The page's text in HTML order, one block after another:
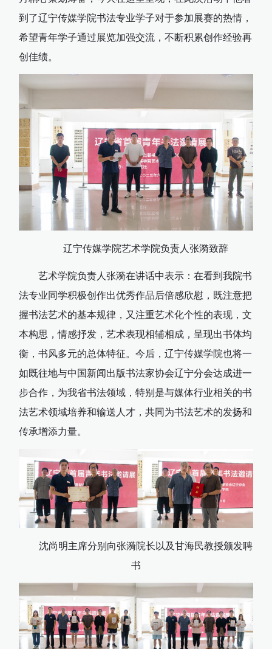
到了辽宁传媒学院书法专业学子对于参加展赛的热情，
希望青年学子通过展览加强交流，不断积累创作经验再
创佳绩。
辽宁传媒学院艺术学院负责人张漪致辞
艺术学院负责人张漪在讲话中表示：在看到我院书
法专业同学积极创作出优秀作品后倍感欣慰，既注意把
握书法艺术的基本规律，又注重艺术化个性的表现，文
本构思，情感抒发，艺术表现相辅相成，呈现出书体均
衡，书风多元的总体特征。今后，辽宁传媒学院也将一
如既往地与中国新闻出版书法家协会辽宁分会达成进一
步合作，为我省书法领域，特别是与媒体行业相关的书
法艺术领域培养和输送人才，共同为书法艺术的发扬和
传承增添力量。
沈尚明主席分别向张漪院长以及甘海民教授颁发聘
书